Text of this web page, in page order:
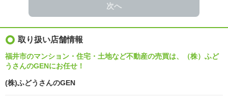
次へ
取り扱い店舗情報
福井市のマンション・住宅・土地など不動産の売買は、（株）ふど
うさんのGENにお任せ！
(株)ふどうさんのGEN